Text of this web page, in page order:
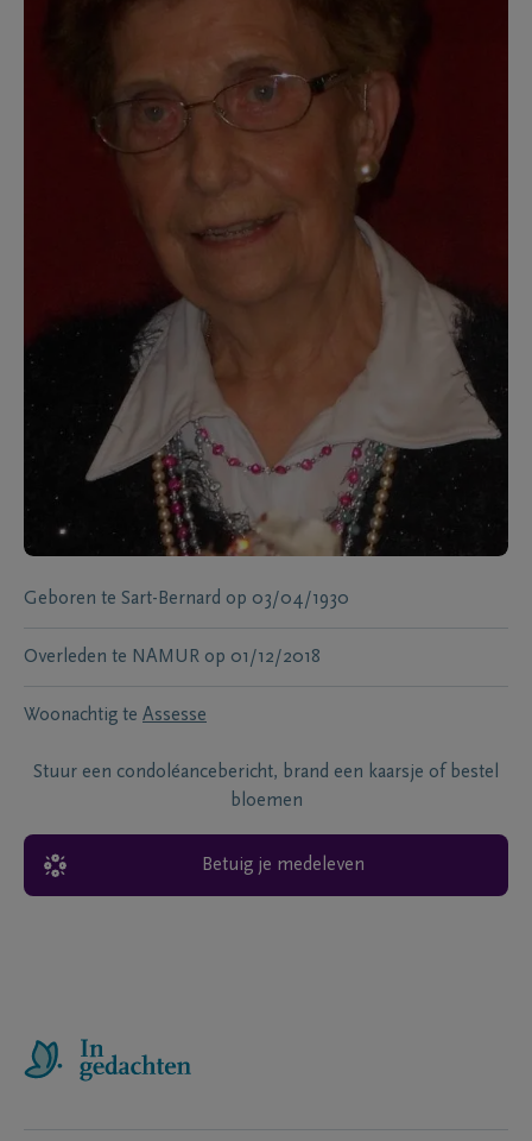
Geboren te Sart-Bernard op 03/04/1930
Overleden te NAMUR op 01/12/2018
Woonachtig te Assesse
Stuur een condoléancebericht, brand een kaarsje of bestel
bloemen
Betuig je medeleven